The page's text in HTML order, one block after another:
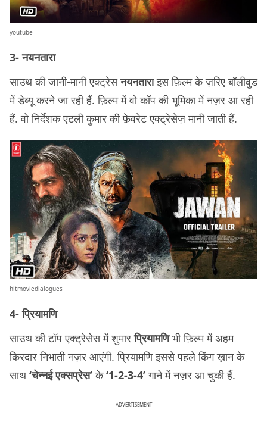
youtube
3- नयनतारा
साउथ की जानी-मानी एक्ट्रेसनयनताराइस फ़िल्म के ज़रिए बॉलीवुड
में डेब्यू करने जा रही हैं. फ़िल्म में वो कॉप की भूमिका में नज़र आ रही
हैं. वो निर्देशक एटली कुमार की फ़ेवरेट एक्ट्रेसेज़ मानी जाती हैं.
hitmoviedialogues
4- प्रियामणि
साउथ की टॉप एक्ट्रेसेस में शुमारप्रियामणिभी फ़िल्म में अहम
किरदार निभाती नज़र आएंगी. प्रियामणि इससे पहले किंग ख़ान के
साथ ‘चेन्नई एक्सप्रेस’के‘1-2-3-4’गाने में नज़र आ चुकी हैं.
ADVERTISEMENT